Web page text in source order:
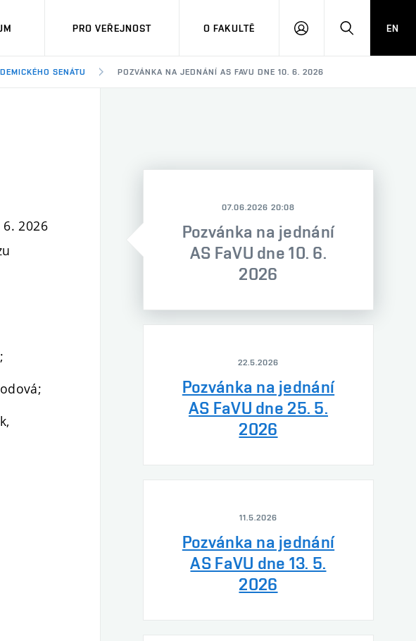
PRO VEŘEJNOST O FAKULTĚ
PŘIHLÁSITHLEDAT
EN
SENÁTU POZVÁNKA NA JEDNÁNÍ AS FAVU DNE 10. 6. 2026
2026
07.06.2026 20:08
Pozvánka na jednání
AS FaVU dne 10. 6.
2026
22.5.2026
Pozvánka na jednání
AS FaVU dne 25. 5.
2026
11.5.2026
Pozvánka na jednání
AS FaVU dne 13. 5.
2026